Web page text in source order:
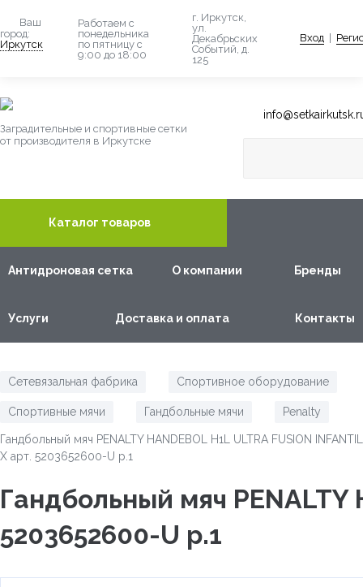
Ваш
город:
Иркутск
Работаем с
понедельника
по пятницу с
9:00 до 18:00
г. Иркутск,
ул.
Декабрьских
Событий, д.
125
Вход
Заградительные и спортивные сетки
от производителя в Иркутске
Каталог товаров
Антидроновая сетка О компании Бренды
Услуги Доставка и оплата Контакты
Сетевязальная фабрика Спортивное оборудование
Спортивные мячи
Гандбольные мячи Penalty
Гандбольный мяч PENALTY HANDEBOL H1L ULTRA FUSION INFANTIL
X арт. 5203652600-U р.1
Гандбольный мяч PENALTY
5203652600-U р.1